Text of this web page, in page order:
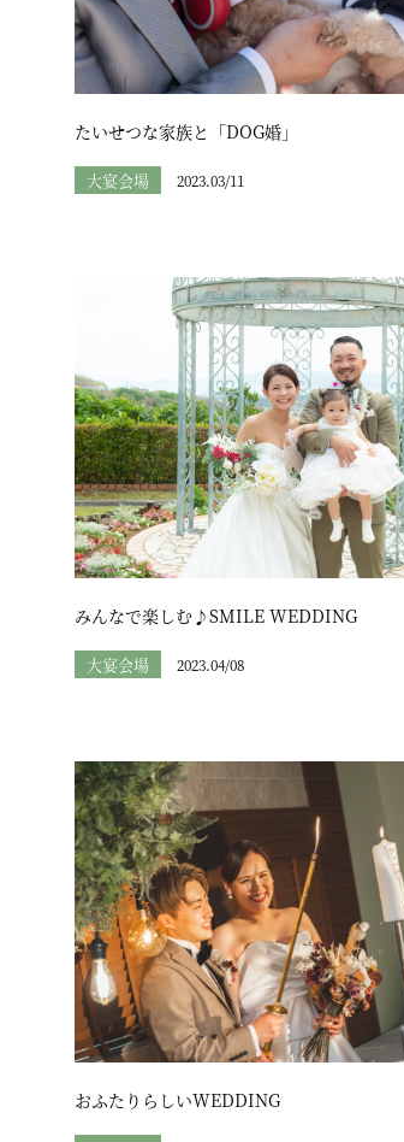
たいせつな家族と「DOG婚」
大宴会場 2023.03/11
みんなで楽しむ♪SMILE WEDDING
大宴会場 2023.04/08
おふたりらしいWEDDING